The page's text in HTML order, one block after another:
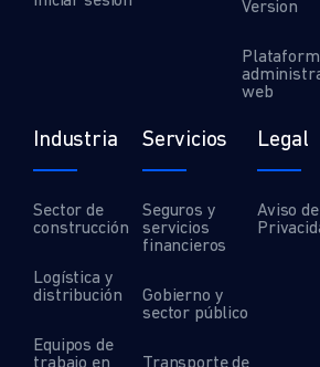
Version
web
Industria
Sector de
construcción
Logística y
distribución
Equipos de
trabajo en
Servicios
Seguros y
servicios
financieros
Gobierno y
sector público
Transporte de
Legal
Aviso de